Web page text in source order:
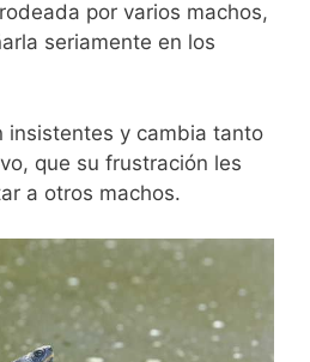
por varios machos,
seriamente en los
insistentes y cambia tanto
que su frustración les
a otros machos.